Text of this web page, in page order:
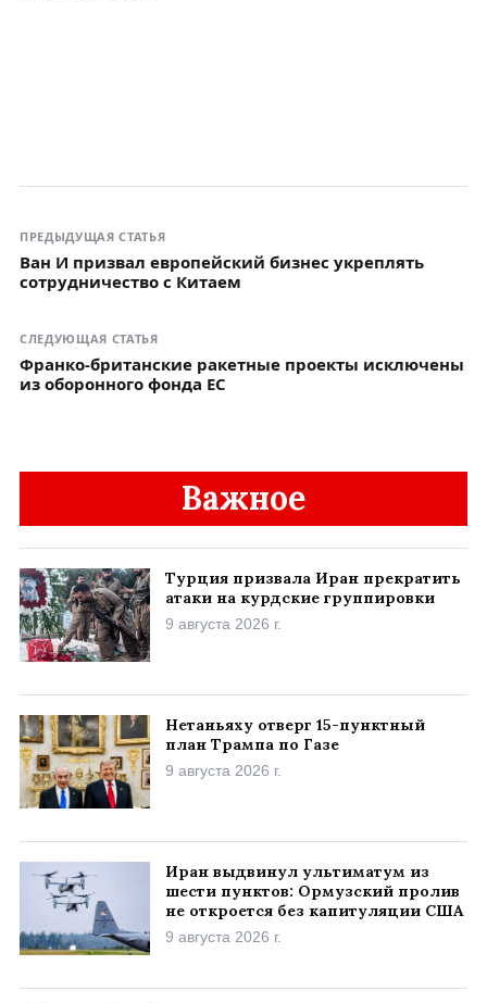
ПРЕДЫДУЩАЯ СТАТЬЯ
Ван И призвал европейский бизнес укреплять
сотрудничество с Китаем
СЛЕДУЮЩАЯ СТАТЬЯ
Франко-британские ракетные проекты исключены
из оборонного фонда ЕС
Важное
Турция призвала Иран прекратить
атаки на курдские группировки
9 августа 2026 г.
Нетаньяху отверг 15-пунктный
план Трампа по Газе
9 августа 2026 г.
Иран выдвинул ультиматум из
шести пунктов: Ормузский пролив
не откроется без капитуляции США
9 августа 2026 г.